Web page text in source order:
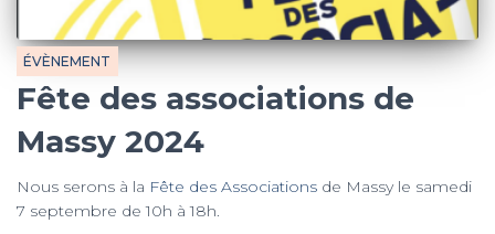
ÉVÈNEMENT
Fête des associations de
Massy 2024
Nous serons à la Fête des Associations de Massy le samedi
7 septembre de 10h à 18h.